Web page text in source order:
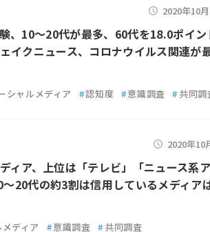
2020年10
、10～20代が最多、60代を18.0ポイン
クニュース、コロナウイルス関連が
シャルメディア #認知度 #意識調査 # 共同調
2020年10
ィア、上位は「テレビ」「ニュース系
20代の約3割は信用しているメディア
ディア #意識調査 # 共同調査